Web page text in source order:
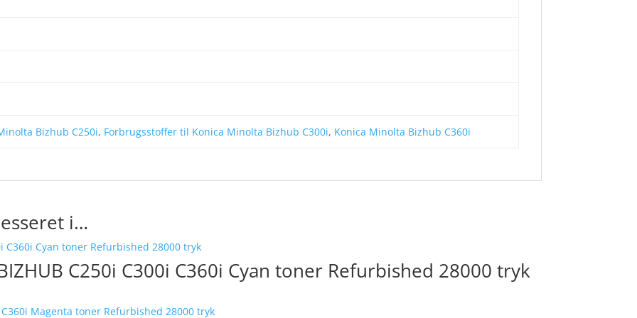
Bizhub C250i, Forbrugsstoffer til Konica Minolta Bizhub C300i, Konica Minolta Bizhub C360i
i…
C250i C300i C360i Cyan toner Refurbished 28000 tryk